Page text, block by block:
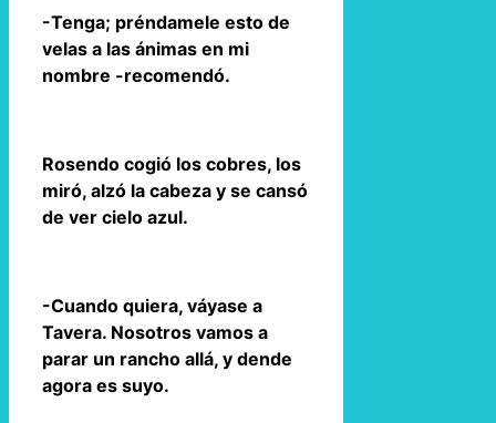
-Tenga; préndamele esto de
velas a las ánimas en mi
nombre -recomendó.
Rosendo cogió los cobres, los
miró, alzó la cabeza y se cansó
de ver cielo azul.
-Cuando quiera, váyase a
Tavera. Nosotros vamos a
parar un rancho allá, y dende
agora es suyo.